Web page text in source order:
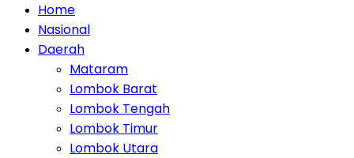
Home
Nasional
Daerah
Mataram
Lombok Barat
Lombok Tengah
Lombok Timur
Lombok Utara